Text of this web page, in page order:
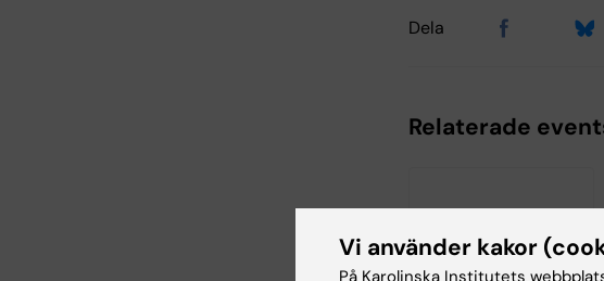
Dela
Relaterade
Vi använder kakor
På Karolinska Institutets